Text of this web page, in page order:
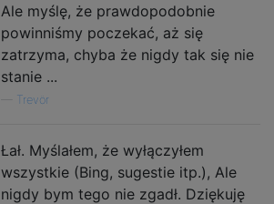
Ale myślę, że prawdopodobnie
powinniśmy poczekać, aż się
zatrzyma, chyba że nigdy tak się nie
stanie ...
Trevör
Łał. Myślałem, że wyłączyłem
wszystkie (Bing, sugestie itp.), Ale
nigdy bym tego nie zgadł. Dziękuję